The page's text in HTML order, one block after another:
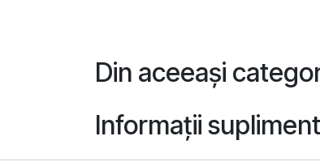
Din aceeași
Informații